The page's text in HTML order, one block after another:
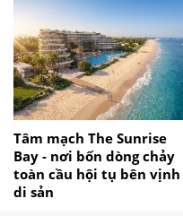
Tâm mạch The Sunrise
Bay - nơi bốn dòng chảy
toàn cầu hội tụ bên vịnh
di sản